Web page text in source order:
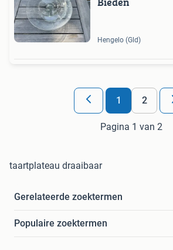
Hengelo (Gld)
1 2
Pagina 1 van 2
taartplateau draaibaar
Gerelateerde zoektermen
Populaire zoektermen